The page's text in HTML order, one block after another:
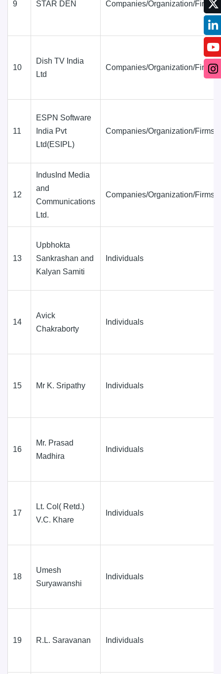
9 STAR DEN Companies/Organization/Firms
10
Dish TV India
Ltd
Companies/Organization/Firms
11
ESPN Software
India Pvt
Ltd(ESIPL)
Companies/Organization/Firms
12
IndusInd Media
and
Communications
Ltd.
Companies/Organization/Firms
13
Upbhokta
Sankrashan and
Kalyan Samiti
Individuals
14
Avick
Chakraborty
Individuals
15 Mr K. Sripathy Individuals
16
Mr. Prasad
Madhira
Individuals
17
Lt. Col( Retd.)
V.C. Khare
Individuals
18
Umesh
Suryawanshi
Individuals
19 R.L. Saravanan Individuals